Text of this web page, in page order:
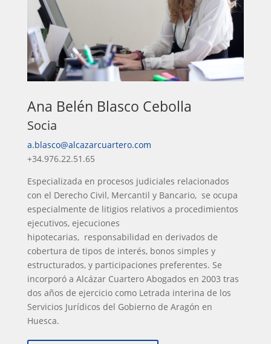
Ana Belén Blasco Cebolla
Socia
a.blasco@alcazarcuartero.com
+34.976.22.51.65
Especializada en procesos judiciales relacionados
con el Derecho Civil, Mercantil y Bancario, se ocupa
especialmente de litigios relativos a procedimientos
ejecutivos, ejecuciones
hipotecarias, responsabilidad en derivados de
cobertura de tipos de interés, bonos simples y
estructurados, y participaciones preferentes. Se
incorporó a Alcázar Cuartero Abogados en 2003 tras
dos años de ejercicio como Letrada interina de los
Servicios Jurídicos del Gobierno de Aragón en
Huesca.